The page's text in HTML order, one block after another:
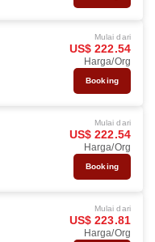
Mulai dari
US$ 222.54
Harga/Org
Booking
Mulai dari
US$ 222.54
Harga/Org
Booking
Mulai dari
US$ 223.81
Harga/Org